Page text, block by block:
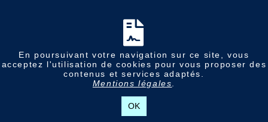
En poursuivant votre navigation sur ce site, vous
acceptez l'utilisation de cookies pour vous proposer des
contenus et services adaptés.
Mentions légales
OK